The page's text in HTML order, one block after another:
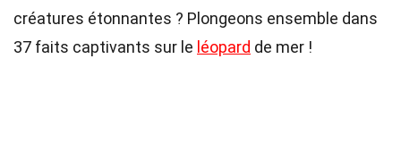
créatures étonnantes ? Plongeons ensemble dans
37 faits captivants sur le léopard de mer !